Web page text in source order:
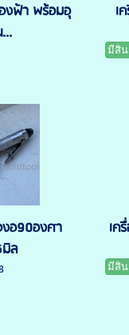
งฟ้า พร้อมอุ
เ
มีสิ
งอ90องศา
ล
เค
มีสิ